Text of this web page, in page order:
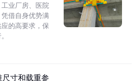
业厂房、医院
借自身优势满
的高要求，保
尺寸和载重参